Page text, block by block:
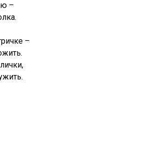
–
–